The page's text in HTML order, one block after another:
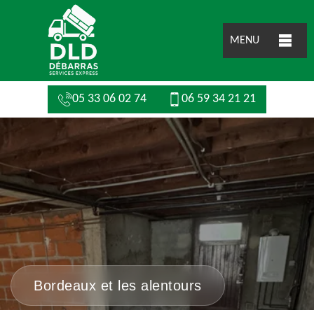
MENU
05 33 06 02 74 06 59 34 21 21
Bordeaux et les alentours